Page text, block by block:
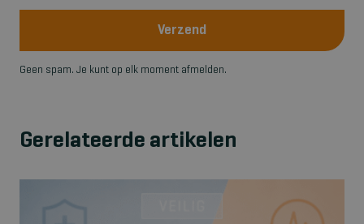
Verzend
Geen spam. Je kunt op elk moment afmelden.
Gerelateerde artikelen